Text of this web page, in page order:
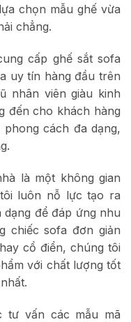
chọn mẫu ghế vừa
chẳng.
cấp ghế sắt sofa
uy tín hàng đầu trên
nhân viên giàu kinh
đến cho khách hàng
cách đa dạng,
là một không gian
luôn nỗ lực tạo ra
để đáp ứng nhu
chiếc sofa đơn giản
cổ điển, chúng tôi
với chất lượng tốt
tư vấn các mẫu mã